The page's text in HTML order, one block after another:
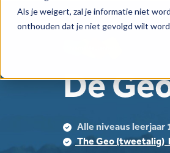
Als je weigert, zal je informatie niet
onthouden dat je niet gevolgd wilt
De
Alle niveaus leerjaar
The Geo (tweetalig)